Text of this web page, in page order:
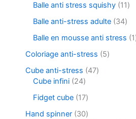
Balle anti stress squishy 11
Balle anti-stress adulte 34
Balle en mousse anti stress
1
Coloriage anti-stress
5
Cube anti-stress
47
Cube infini 24
Fidget cube 17
Hand spinner 30